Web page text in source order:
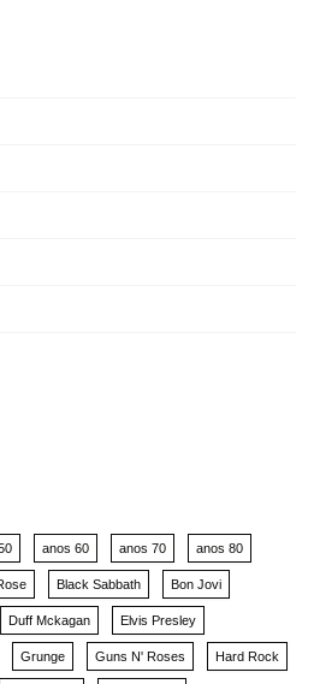
anos 60 anos 70 anos 80
Black Sabbath Bon Jovi
Duff Mckagan Elvis Presley
Grunge Guns N' Roses Hard Rock